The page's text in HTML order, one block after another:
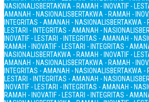
NASIONALISBERTAKWA - RAMAH - INOVATIF -
AMANAH - NASIONALISBERTAKWA - RAMAH -
INTEGRITAS - AMANAH - NASIONALISBERTAKWA -
LESTARI - INTEGRITAS - AMANAH - NASIONALIS
INOVATIF - LESTARI - INTEGRITAS - AMANAH -
RAMAH - INOVATIF - LESTARI - INTEGRITAS -
NASIONALISBERTAKWA - RAMAH - INOVATIF -
AMANAH - NASIONALISBERTAKWA - RAMAH -
INTEGRITAS - AMANAH - NASIONALISBERTAKWA -
LESTARI - INTEGRITAS - AMANAH - NASIONALIS
INOVATIF - LESTARI - INTEGRITAS - AMANAH -
RAMAH - INOVATIF - LESTARI - INTEGRITAS -